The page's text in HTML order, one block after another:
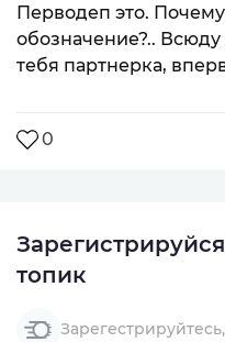
Перводеп это.
обозначение?..
тебя партнерка,
0
топик